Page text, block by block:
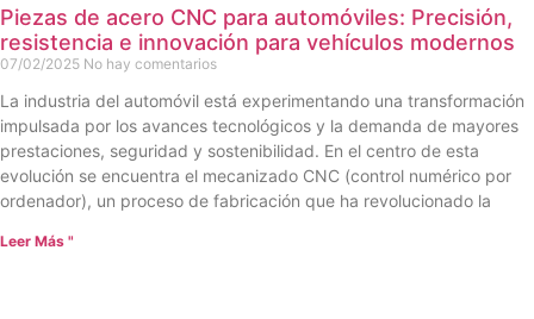
Piezas de acero CNC para automóviles: Precisión,
resistencia e innovación para vehículos modernos
07/02/2025 No hay comentarios
La industria del automóvil está experimentando una transformación
impulsada por los avances tecnológicos y la demanda de mayores
prestaciones, seguridad y sostenibilidad. En el centro de esta
evolución se encuentra el mecanizado CNC (control numérico por
ordenador), un proceso de fabricación que ha revolucionado la
Leer Más "